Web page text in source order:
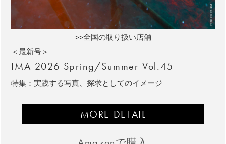
>>全国の取り扱い店舗
＜最新号＞
IMA 2026 Spring/Summer Vol.45
特集：実践する写真、探求としてのイメージ
MORE DETAIL